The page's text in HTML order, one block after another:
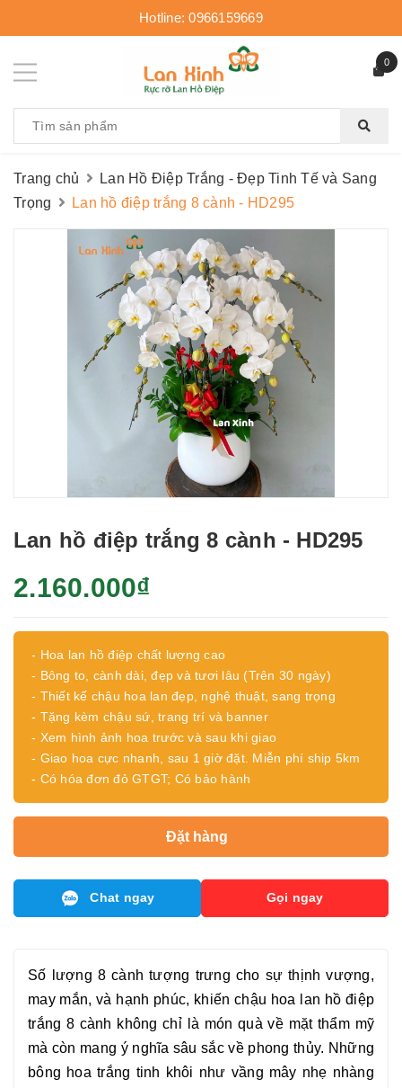
Hotline:0966159669
0
Trang chủ
Lan Hồ Điệp Trắng - Đẹp Tinh Tế và Sang
Trọng
Lan hồ điệp trắng 8 cành - HD295
Lan hồ điệp trắng 8 cành - HD295
2.160.000₫
- Hoa lan hồ điệp chất lượng cao
- Bông to, cành dài, đẹp và tươi lâu (Trên 30 ngày)
- Thiết kế chậu hoa lan đẹp, nghệ thuật, sang trọng
- Tặng kèm chậu sứ, trang trí và banner
- Xem hình ảnh hoa trước và sau khi giao
- Giao hoa cực nhanh, sau 1 giờ đặt. Miễn phí ship 5km
- Có hóa đơn đỏ GTGT; Có bảo hành
Đặt hàng
Chat ngay Gọi ngay
Số lượng 8 cành tượng trưng cho sự thịnh vượng,
may mắn, và hạnh phúc, khiến chậu hoa
lan hồ điệp
trắng 8 cành không chỉ là món quà về mặt thẩm mỹ
mà còn mang ý nghĩa sâu sắc về phong thủy. Những
bông hoa trắng tinh khôi như vầng mây nhẹ nhàng